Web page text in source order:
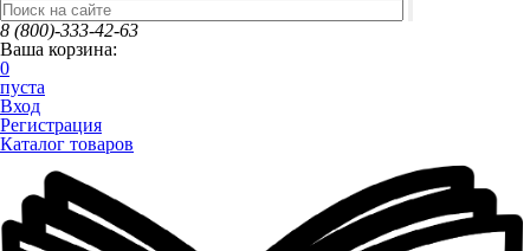
8 (800)-333-42-63
Ваша корзина:
0
пуста
Вход
Регистрация
Каталог товаров